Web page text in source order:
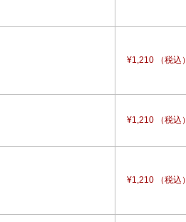
¥1,210 （税込）
¥1,210 （税込）
¥1,210 （税込）